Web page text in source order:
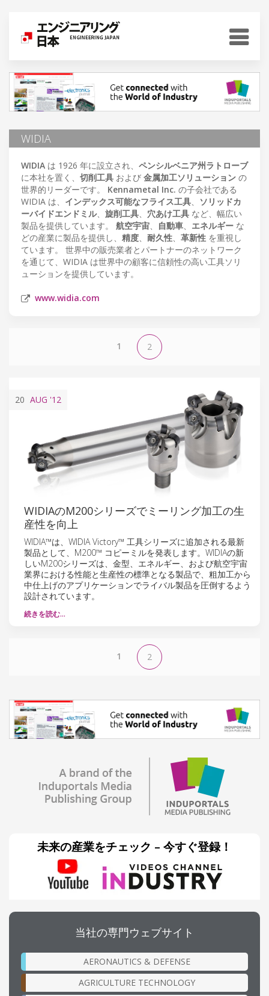
WIDIA
WIDIA は 1926 年に設立され、 ペンシルベニア州ラトローブ
に本社を置く、 切削工具 および 金属加工ソリューション の
世界的リーダーです。 Kennametal Inc. の子会社である
WIDIA は、 インデックス可能なフライス工具、
ソリッドカ
ーバイドエンドミル、 旋削工具、 穴あけ工具 など、幅広い
製品を提供しています。 航空宇宙、 自動車、 エネルギー な
どの産業に製品を提供し、 精度、 耐久性、 革新性 を重視し
ています。 世界中の販売業者とパートナーのネットワーク
を通じて、WIDIA は世界中の顧客に信頼性の高い工具ソリ
ューションを提供しています。
www.widia.com
1 2
20 AUG '12
WIDIAのM200シリーズでミーリング加工の生
産性を向上
WIDIA™は、WIDIA Victory™ 工具シリーズに追加される最新
製品として、M200™ コピーミルを発表します。WIDIAの新
しいM200シリーズは、金型、エネルギー、および航空宇宙
業界における性能と生産性の標準となる製品で、粗加工から
中仕上げのアプリケーションでライバル製品を圧倒するよう
設計されています。
続きを読む…
1 2
未来の産業をチェック – 今すぐ登録！
当社の専門ウェブサイト
AERONAUTICS & DEFENSE
AGRICULTURE TECHNOLOGY